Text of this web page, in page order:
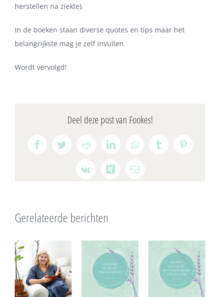
herstellen na ziekte).
In de boeken staan diverse quotes en tips maar het
belangrijkste mag je zelf invullen.
Wordt vervolgd!
Deel deze post van Fookes!
FacebookTwitterRedditLinkedInWhatsAppTumblr
Vk Xing
E-
Gerelateerde berichten